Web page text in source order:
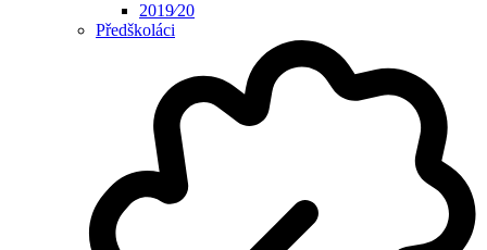
2019⁄20
Předškoláci